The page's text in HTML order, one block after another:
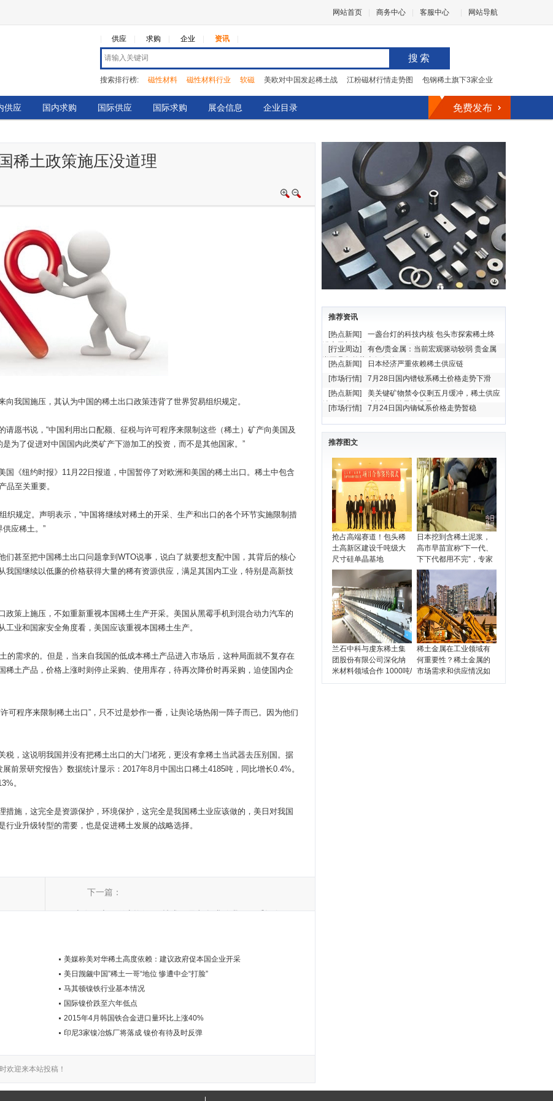
网站首页 商务中心 客服中心 网站导航
供应 求购 企业 资讯
搜索
搜索排行榜: 磁性材料 磁性材料行业 软磁 美欧对中国发起稀土战 江粉磁材行情走势图
包钢稀土旗下3家企业
供应 国内求购 国际供应 国际求购 展会信息 企业目录 免费发布
稀土政策施压没道理
我国施压，其认为中国的稀土出口政策违背了世界贸易组织规定。
愿书说，“中国利用出口配额、征税与许可程序来限制这些（稀土）矿产向美国及
为了促进对中国国内此类矿产下游加工的投资，而不是其他国家。”
国《纽约时报》11月22日报道，中国暂停了对欧洲和美国的稀土出口。稀土中包含
品至关重要。
织规定。声明表示，“中国将继续对稀土的开采、生产和出口的各个环节实施限制措
应稀土。”
甚至把中国稀土出口问题拿到WTO说事，说白了就要想支配中国，其背后的核心
国继续以低廉的价格获得大量的稀有资源供应，满足其国内工业，特别是高新技
策上施压，不如重新重视本国稀土生产开采。美国从黑霉手机到混合动力汽车的
业和国家安全角度看，美国应该重视本国稀土生产。
的需求的。但是，当来自我国的低成本稀土产品进入市场后，这种局面就不复存在
土产品，价格上涨时则停止采购、使用库存，待再次降价时再采购，迫使国内企
可程序来限制稀土出口”，只不过是炒作一番，让舆论场热闹一阵子而已。因为他们
，这说明我国并没有把稀土出口的大门堵死，更没有拿稀土当武器去压别国。据
前景研究报告》数据统计显示：2017年8月中国出口稀土4185吨，同比增长0.4%。
。
施，这完全是资源保护，环境保护，这完全是我国稀土业应该做的，美日对我国
业升级转型的需要，也是促进稀土发展的战略选择。
下一篇：
日本发现大量稀土资源 因技术不足紧急求购我国开采设备
美媒称美对华稀土高度依赖：建议政府促本国企业开采
美日觊觎中国”稀土一哥“地位 惨遭中企“打脸”
马其顿镍铁行业基本情况
国际镍价跌至六年低点
2015年4月韩国铁合金进口量环比上涨40%
印尼3家镍冶炼厂将落成 镍价有待及时反弹
欢迎来本站投稿！
推荐资讯
[热点新闻]
一盏台灯的科技内核 包头市探索稀土终
端应用新路径
[行业周边]
有色/贵金属：当前宏观驱动较弱 贵金属
尚不具备趋势上行条件
[热点新闻]
日本经济严重依赖稀土供应链
[市场行情]
7月28日国内镨钕系稀土价格走势下滑
[热点新闻]
美关键矿物禁令仅剩五月缓冲，稀土供应
缺口巨大，铜矿长期短缺风险凸显
[市场行情] 7月24日国内镝铽系价格走势暂稳
推荐图文
抢占高端赛道！包头稀
土高新区建设千吨级大
尺寸硅单晶基地
日本挖到含稀土泥浆，
高市早苗宣称“下一代、
下下代都用不完”，专家
称成果被夸大，其最终
成本是中国的近20倍
兰石中科与虔东稀土集
团股份有限公司深化纳
米材料领域合作 1000吨/
年纳米碳酸镧生产线成
稀土金属在工业领域有
何重要性？稀土金属的
市场需求和供应情况如
何？